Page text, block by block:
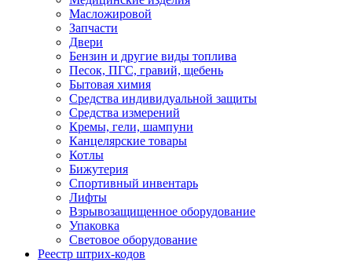
Масложировой
Запчасти
Двери
Бензин и другие виды топлива
Песок, ПГС, гравий, щебень
Бытовая химия
Средства индивидуальной защиты
Средства измерений
Кремы, гели, шампуни
Канцелярские товары
Котлы
Бижутерия
Спортивный инвентарь
Лифты
Взрывозащищенное оборудование
Упаковка
Световое оборудование
Реестр штрих-кодов